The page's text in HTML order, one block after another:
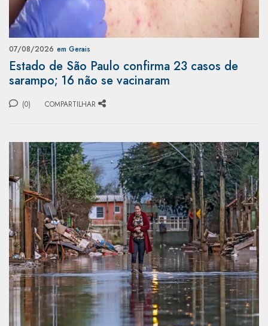
07/08/2026 em Gerais
Estado de São Paulo confirma 23 casos de
sarampo; 16 não se vacinaram
(0) COMPARTILHAR